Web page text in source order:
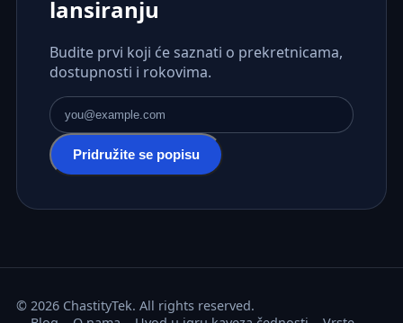
lansiranju
Budite prvi koji će saznati o prekretnicama,
dostupnosti i rokovima.
E-mail adresa
Pridružite se popisu
© 2026 ChastityTek. All rights reserved.